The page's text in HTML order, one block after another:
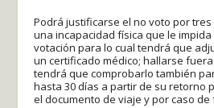
Podrá justificarse el no voto por
una incapacidad física que le
votación para lo cual tendrá que
un certificado médico; hallarse
tendrá que comprobarlo también
hasta 30 días a partir de su retorno
el documento de viaje y por caso